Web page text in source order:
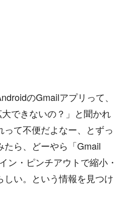
のGmailアプリって、
できないの？」と聞かれ
って不便だよなー、とずっ
たら、どーやら「Gmail
ン・ピンチアウトで縮小・
い。という情報を見つけ